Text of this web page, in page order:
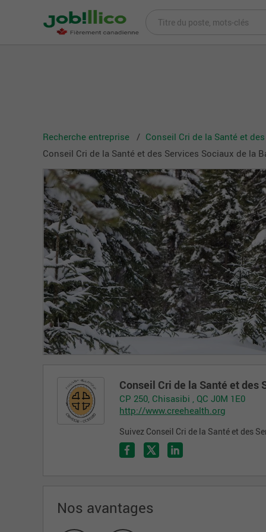
Recherche entreprise
Conseil Cri de la Santé et
Conseil Cri de la Santé et des Services Sociaux de la
Conseil Cri de la Santé et des
CP 250, Chisasibi , QC J0M 1E0
http://www.creehealth.org
Suivez Conseil Cri de la Santé et des
Nos avantages